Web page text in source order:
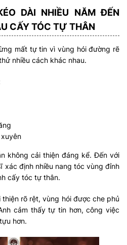
DÀI NHIỀU NĂM ĐẾN
CẤY TÓC TỰ THÂN
mất tự tin vì vùng hói đường rẽ
nhiều cách khác nhau.
không cải thiện đáng kể. Đến với
xác định nhiều nang tóc vùng đỉnh
cấy tóc tự thân.
rõ rệt, vùng hói được che phủ
cảm thấy tự tin hơn, công việc
hơn.